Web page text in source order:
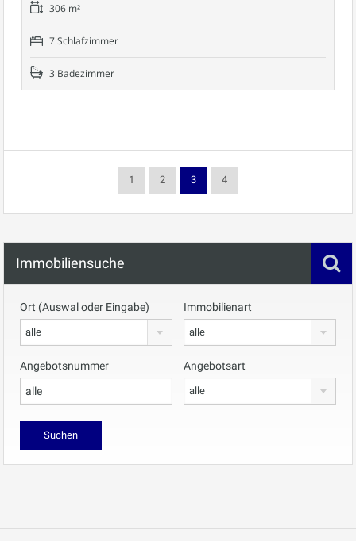
306 m²
7 Schlafzimmer
3 Badezimmer
1 2 3 4
Immobiliensuche
Ort (Auswal oder Eingabe)
alle
Immobilienart
alle
Angebotsnummer Angebotsart
alle